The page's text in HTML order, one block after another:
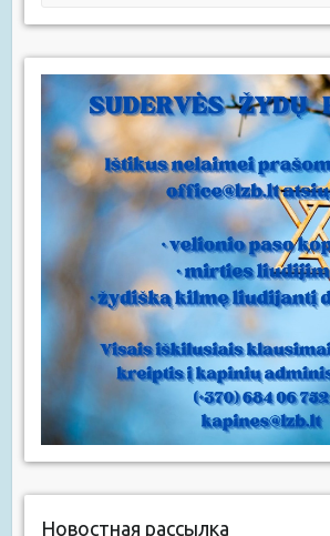
Новостная рассылка